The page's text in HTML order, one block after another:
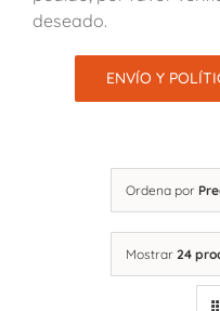
deseado.
ENVÍO Y
Ordena por
Mostrar 24